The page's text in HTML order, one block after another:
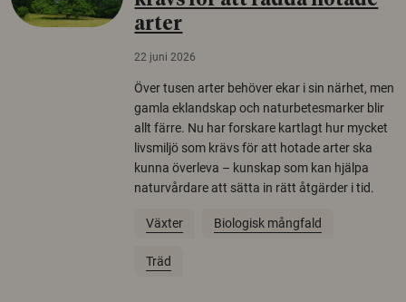
arter
22 juni 2026
Över tusen arter behöver ekar i sin närhet, men
gamla eklandskap och naturbetesmarker blir
allt färre. Nu har forskare kartlagt hur mycket
livsmiljö som krävs för att hotade arter ska
kunna överleva – kunskap som kan hjälpa
naturvårdare att sätta in rätt åtgärder i tid.
Växter Biologisk mångfald
Träd